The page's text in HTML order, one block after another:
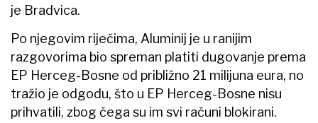
je Bradvica.
Po njegovim riječima, Aluminij je u ranijim
razgovorima bio spreman platiti dugovanje prema
EP Herceg-Bosne od približno 21 milijuna eura, no
tražio je odgodu, što u EP Herceg-Bosne nisu
prihvatili, zbog čega su im svi računi blokirani.